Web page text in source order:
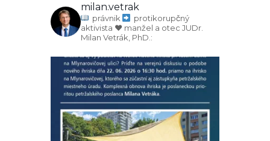
milan.vetrak
právnik
protikorupčný
aktivista ♥️ manžel a otec JUDr.
Milan Vetrák, PhD.: